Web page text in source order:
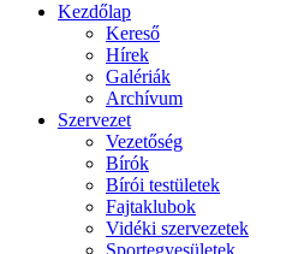
Kezdőlap
Kereső
Hírek
Galériák
Archívum
Szervezet
Vezetőség
Bírók
Bírói testületek
Fajtaklubok
Vidéki szervezetek
Sportegyesületek